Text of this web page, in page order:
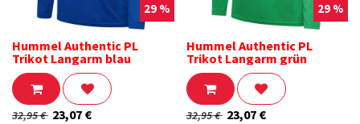
Hummel Authentic PL
Trikot Langarm blau
29 %
32,95€ 23,07 €
Hummel Authentic PL
Trikot Langarm grün
29 %
32,95€ 23,07€